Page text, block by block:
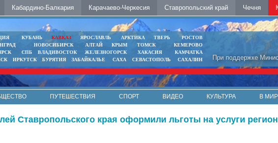
Кабардино-Балкария Карачаево-Черкесия Ставропольский край Чечня
При поддержке
КУБАНЬ КАВКАЗ ЯРОСЛАВЛЬ АРКТИКА ТВЕРЬ
РОСТОВ
НОВОСИБИРСК АЛТАЙ КРЫМ ТОМСК
КЕМЕРОВО
СПБ ВЛАДИВОСТОК ЖЕЛЕЗНОГОРСК ХАКАСИЯ
КАМЧАТКА
ИРКУТСК БУРЯТИЯ ЗАБАЙКАЛЬЕ САХА СЕВАСТОПОЛЬ САХАЛИН
ПУТЕШЕСТВИЯ СПОРТ ВИДЕО КУЛЬТУРА В
Ставропольского края оформили льготы на услуги